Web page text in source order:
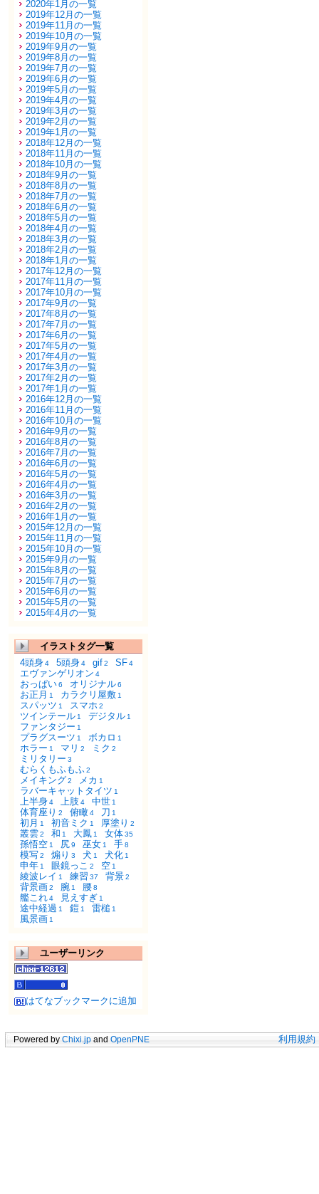
2020年1月の一覧
2019年12月の一覧
2019年11月の一覧
2019年10月の一覧
2019年9月の一覧
2019年8月の一覧
2019年7月の一覧
2019年6月の一覧
2019年5月の一覧
2019年4月の一覧
2019年3月の一覧
2019年2月の一覧
2019年1月の一覧
2018年12月の一覧
2018年11月の一覧
2018年10月の一覧
2018年9月の一覧
2018年8月の一覧
2018年7月の一覧
2018年6月の一覧
2018年5月の一覧
2018年4月の一覧
2018年3月の一覧
2018年2月の一覧
2018年1月の一覧
2017年12月の一覧
2017年11月の一覧
2017年10月の一覧
2017年9月の一覧
2017年8月の一覧
2017年7月の一覧
2017年6月の一覧
2017年5月の一覧
2017年4月の一覧
2017年3月の一覧
2017年2月の一覧
2017年1月の一覧
2016年12月の一覧
2016年11月の一覧
2016年10月の一覧
2016年9月の一覧
2016年8月の一覧
2016年7月の一覧
2016年6月の一覧
2016年5月の一覧
2016年4月の一覧
2016年3月の一覧
2016年2月の一覧
2016年1月の一覧
2015年12月の一覧
2015年11月の一覧
2015年10月の一覧
2015年9月の一覧
2015年8月の一覧
2015年7月の一覧
2015年6月の一覧
2015年5月の一覧
2015年4月の一覧
イラストタグ一覧
4頭身4 5頭身4 gif2 SF4
エヴァンゲリオン 4
おっぱい6 オリジナル6
お正月 1 カラクリ屋敷 1
スパッツ 1 スマホ 2
ツインテール 1 デジタル 1
ファンタジー 1
プラグスーツ 1 ボカロ 1
ホラー 1 マリ 2 ミク 2
ミリタリー 3
むらくもふもふ2
メイキング2 メカ 1
ラバーキャットタイツ 1
上半身4 上肢 4 中世 1
体育座り 2 俯瞰4 刀 1
初月 1 初音ミク 1 厚塗り 2
叢雲2 和 1 大鳳 1 女体35
孫悟空 1 尻9 巫女 1 手8
模写2 煽り 3 犬 1 犬化 1
申年 1 眼鏡っこ 2 空 1
綾波レイ 1 練習 37 背景2
背景画2 腕 1 腰8
艦これ4 見えすぎ 1
途中経過 1 鎧 1 雷槌 1
風景画 1
ユーザーリンク
はてなブックマークに追加
Powered by Chixi.jp and OpenPNE 利用規約